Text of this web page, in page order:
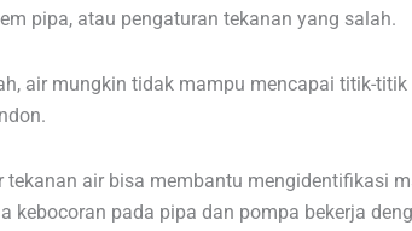
pipa, atau pengaturan tekanan yang salah.
air mungkin tidak mampu mencapai titik-
tekanan air bisa membantu mengidentifikasi
kebocoran pada pipa dan pompa bekerja